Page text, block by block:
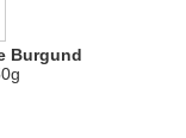
Burgund